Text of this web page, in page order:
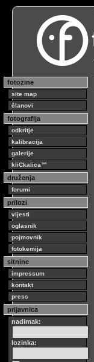
fotozine
site map
članovi
fotografija
odkritje
kalibracija
galerije
kliCkalica™
druženja
forumi
prilozi
vijesti
oglasnik
pojmovnik
fotokemija
sitnine
impressum
kontakt
press
prijavnica
nadimak:
lozinka: